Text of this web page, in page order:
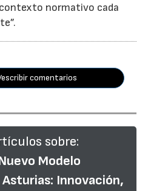
normativo cada
comentarios
sobre:
Modelo
Innovación,